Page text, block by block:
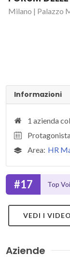
Milano | Palazzo
Informazioni
1 azienda
Area: HR
#17 Top
VEDI I
Aziende